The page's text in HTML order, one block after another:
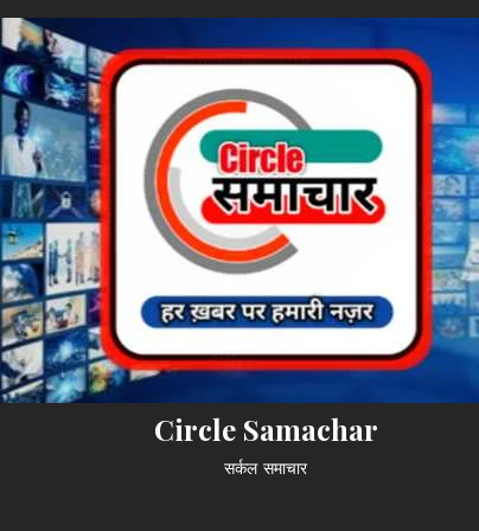
Circle Samachar
सर्कल समाचार